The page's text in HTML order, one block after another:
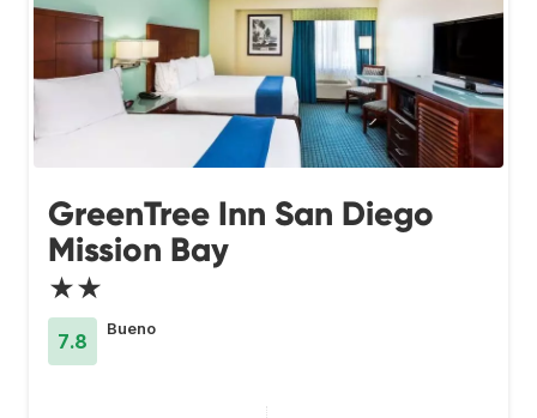
GreenTree Inn San Diego
Mission Bay
★★
7.8
Bueno